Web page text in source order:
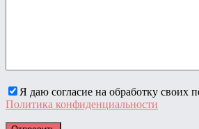
Я даю согласие на обработку своих
Политика конфиденциальности